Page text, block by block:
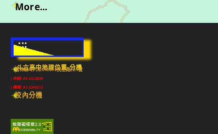
More...
:::
斗六高中地理位置-分機
雲林縣斗六市640010民生路224號
(市話) 05-5322039
(傳真) 05-5348213
校內分機